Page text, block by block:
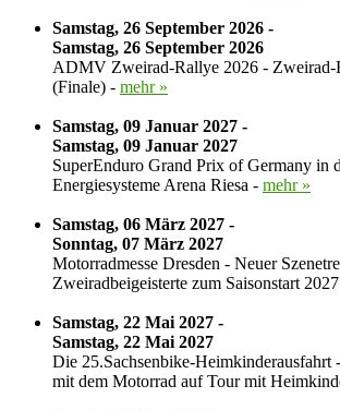
Samstag, 26 September 2026 -
Samstag, 26 September 2026
ADMV Zweirad-Rallye 2026 - Zweirad-
(Finale) - mehr »
Samstag, 09 Januar 2027 -
Samstag, 09 Januar 2027
SuperEnduro Grand Prix of Germany in
Energiesysteme Arena Riesa - mehr »
Samstag, 06 März 2027 -
Sonntag, 07 März 2027
Motorradmesse Dresden - Neuer
Zweiradbeigeisterte zum Saisonstart
Samstag, 22 Mai 2027 -
Samstag, 22 Mai 2027
Die 25.Sachsenbike-Heimkinderausfahrt
mit dem Motorrad auf Tour mit